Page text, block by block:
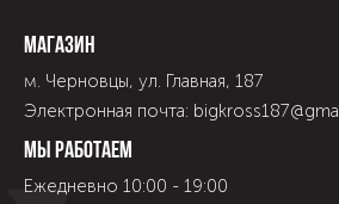
Магазин
м. Черновцы, ул. Главная, 187
Электронная почта:
Мы работаем
Ежедневно 10:00 - 19:00